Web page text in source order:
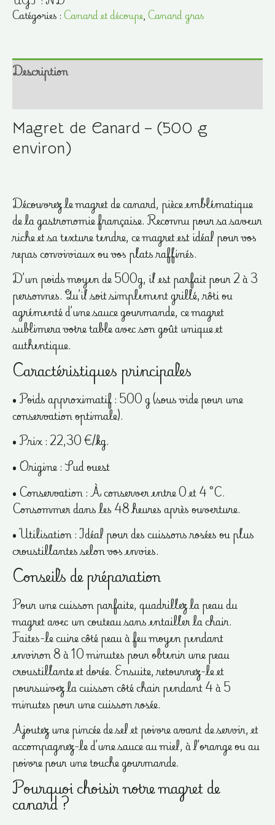
de
canard
500g)
Catégories :Canard et découpe,Canard gras
Description
Magret de Canard – (500 g
environ)
Découvrez le magret de canard, pièce emblématique
de la gastronomie française. Reconnu pour sa saveur
riche et sa texture tendre, ce magret est idéal pour vos
repas conviviaux ou vos plats raffinés.
D’un poids moyen de 500g, il est parfait pour 2 à 3
personnes. Qu’il soit simplement grillé, rôti ou
agrémenté d’une sauce gourmande, ce magret
sublimera votre table avec son goût unique et
authentique.
Caractéristiques principales
• Poids approximatif : 500 g (sous vide pour une
conservation optimale).
• Prix : 22,30 €/kg.
• Origine : Sud ouest
• Conservation : À conserver entre 0 et 4 °C.
Consommer dans les 48 heures après ouverture.
• Utilisation : Idéal pour des cuissons rosées ou plus
croustillantes selon vos envies.
Conseils de préparation
Pour une cuisson parfaite, quadrillez la peau du
magret avec un couteau sans entailler la chair.
Faites-le cuire côté peau à feu moyen pendant
environ 8 à 10 minutes pour obtenir une peau
croustillante et dorée. Ensuite, retournez-le et
poursuivez la cuisson côté chair pendant 4 à 5
minutes pour une cuisson rosée.
Ajoutez une pincée de sel et poivre avant de servir, et
accompagnez-le d’une sauce au miel, à l’orange ou au
poivre pour une touche gourmande.
Pourquoi choisir notre magret de
canard ?